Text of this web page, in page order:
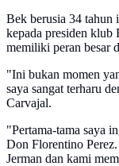
Bek berusia 34 tahun
kepada presiden klub
memiliki peran besar
"Ini bukan momen
saya sangat terharu
Carvajal.
"Pertama-tama saya
Don Florentino
Jerman dan kami